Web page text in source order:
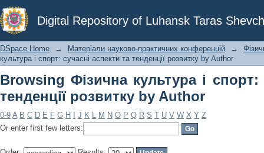
Digital Repository of Luhansk Taras
Browsing Фізична культура і спорт:
Author
DSpace Home → Матеріали науково-практичних конференцій →
культура і спорт: сучасні аспекти та тенденції розвитку by Author
Browsing Фізична культура і спорт:
тенденції розвитку by Author
0-9 A B C D E F G H J K L M N O P Q R S T U V W X Y Z
Or enter first few letters: